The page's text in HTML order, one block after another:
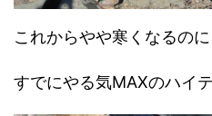
これからやや寒くなるのに
すでにやる気MAXのハイ